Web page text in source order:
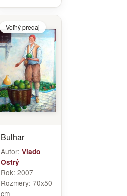
Voľný predaj
Bulhar
Autor: Vlado
Ostrý
Rok: 2007
Rozmery: 70x50
cm